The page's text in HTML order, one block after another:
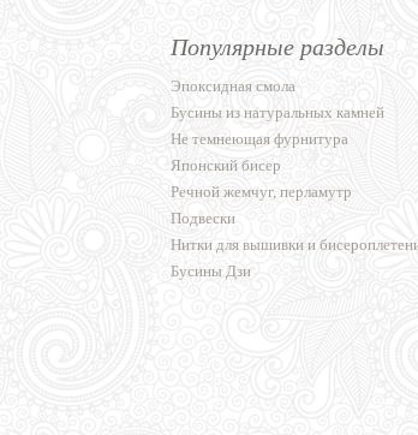
Популярные разделы
Эпоксидная смола
Бусины из натуральных камней
Не темнеющая фурнитура
Японский бисер
Речной жемчуг, перламутр
Подвески
Нитки для вышивки и
Бусины Дзи